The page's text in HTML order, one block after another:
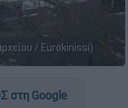
/ Eurokinissi)
στη Google